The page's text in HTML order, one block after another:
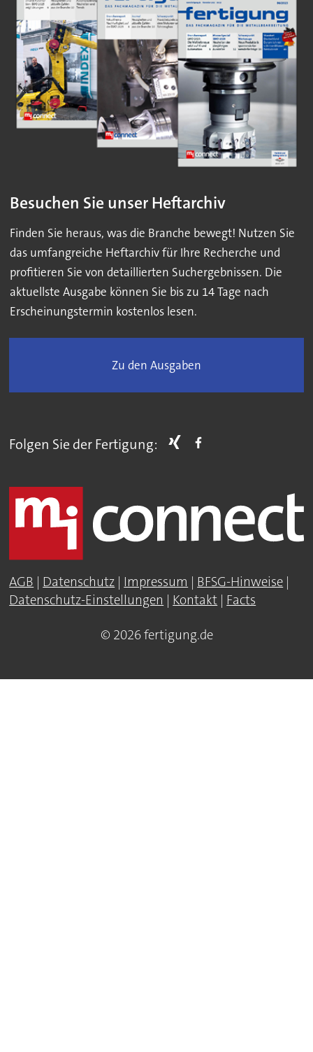
Besuchen Sie unser Heftarchiv
Finden Sie heraus, was die Branche bewegt! Nutzen Sie
das umfangreiche Heftarchiv für Ihre Recherche und
profitieren Sie von detaillierten Suchergebnissen. Die
aktuellste Ausgabe können Sie bis zu 14 Tage nach
Erscheinungstermin kostenlos lesen.
Zu den Ausgaben
Folgen Sie der Fertigung:
AGB | Datenschutz | Impressum | BFSG-Hinweise |
Datenschutz-Einstellungen | Kontakt | Facts
© 2026 fertigung.de